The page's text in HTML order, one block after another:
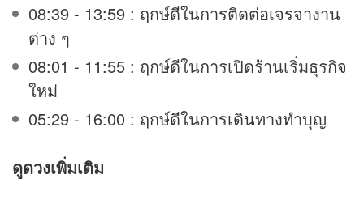
08:39 - 13:59 : ฤกษ์ดีในการติดต่อเจรจางาน
ต่าง ๆ
08:01 - 11:55 : ฤกษ์ดีในการเปิดร้านเริ่มธุรกิจ
ใหม่
05:29 - 16:00 : ฤกษ์ดีในการเดินทางทำบุญ
ดูดวงเพิ่มเติม